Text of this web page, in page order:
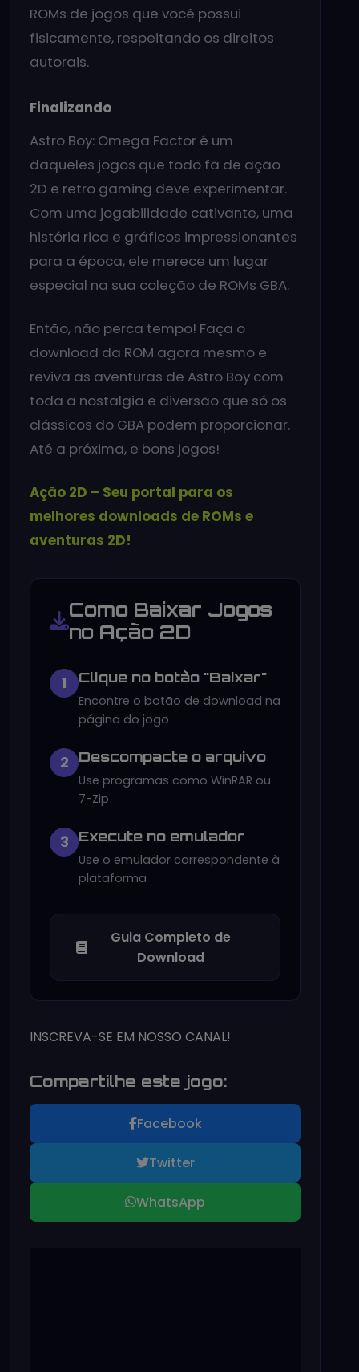
ROMs de jogos que você possui
fisicamente, respeitando os direitos
autorais.
Finalizando
Astro Boy: Omega Factor é um
daqueles jogos que todo fã de ação
2D e retro gaming deve experimentar.
Com uma jogabilidade cativante, uma
história rica e gráficos impressionantes
para a época, ele merece um lugar
especial na sua coleção de ROMs GBA.
Então, não perca tempo! Faça o
download da ROM agora mesmo e
reviva as aventuras de Astro Boy com
toda a nostalgia e diversão que só os
clássicos do GBA podem proporcionar.
Até a próxima, e bons jogos!
Ação 2D – Seu portal para os
melhores downloads de ROMs e
aventuras 2D!
Como Baixar Jogos
no Ação 2D
1 Clique no botão "Baixar"
Encontre o botão de download na
página do jogo
2 Descompacte o arquivo
Use programas como WinRAR ou
7-Zip
3 Execute no emulador
Use o emulador correspondente à
plataforma
Guia Completo de
Download
INSCREVA-SE EM NOSSO CANAL!
Compartilhe este jogo:
Facebook
Twitter
WhatsApp